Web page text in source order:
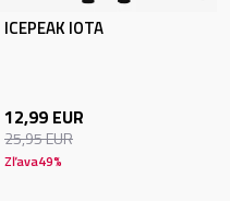
ICEPEAK IOTA
12,99 EUR
25,95EUR
Zľava49%